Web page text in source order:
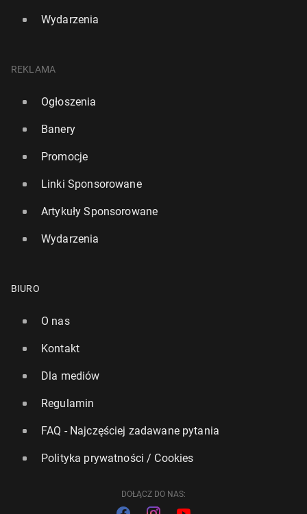
Wydarzenia
REKLAMA
Ogłoszenia
Banery
Promocje
Linki Sponsorowane
Artykuły Sponsorowane
Wydarzenia
BIURO
O nas
Kontakt
Dla mediów
Regulamin
FAQ - Najczęściej zadawane pytania
Polityka prywatności / Cookies
DOŁĄCZ DO NAS: